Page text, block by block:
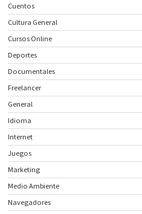
Cuentos
Cultura General
Cursos Online
Deportes
Documentales
Freelancer
General
Idioma
Internet
Juegos
Marketing
Medio Ambiente
Navegadores